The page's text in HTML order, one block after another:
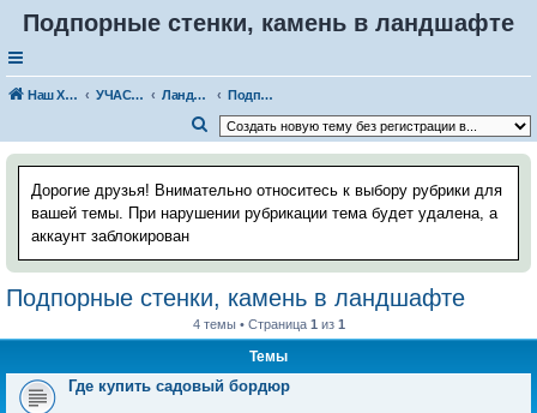
Подпорные стенки, камень в ландшафте
Наш Хаус-форум УЧАСТОК И САД Ландшафтный дизайн
Подпорные стенки, камень в ландшафте
о
с
Дорогие друзья! Внимательно относитесь к выбору рубрики для
вашей темы. При нарушении рубрикации тема будет удалена, а
аккаунт заблокирован
Подпорные стенки, камень в ландшафте
4 темы • Страница 1 из 1
Темы
Где купить садовый бордюр